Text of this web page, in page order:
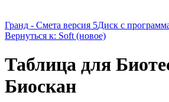
Гранд - Смета версия 5Диск с
Вернуться к: Soft (новое)
Таблица для
Биоскан